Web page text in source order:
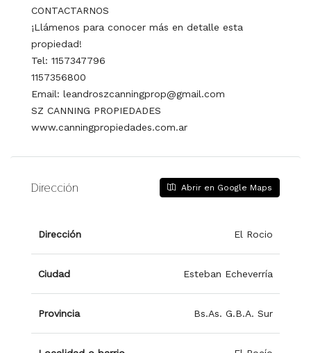
CONTACTARNOS
¡Llámenos para conocer más en detalle esta
propiedad!
Tel: 1157347796
1157356800
Email: leandroszcanningprop@gmail.com
SZ CANNING PROPIEDADES
www.canningpropiedades.com.ar
Dirección Abrir en Google Maps
Dirección El Rocio
Ciudad Esteban Echeverría
Provincia Bs.As. G.B.A. Sur